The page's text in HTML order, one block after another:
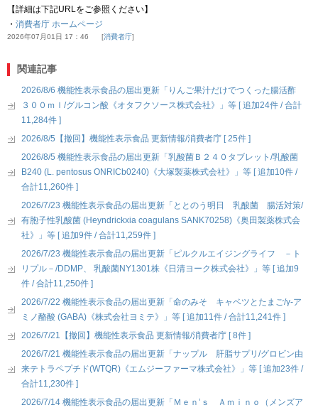
【詳細は下記URLをご参照ください】
・ 消費者庁 ホームページ
2026年07月01日 17：46 消費者庁
関連記事
2026/8/6 機能性表示食品の届出更新「りんご果汁だけでつくった腸活酢
３００ｍｌ/グルコン酸《オタフクソース株式会社》」等 [ 追加24件 / 合計
11,284件 ]
2026/8/5【撤回】機能性表示食品 更新情報/消費者庁 [ 25件 ]
2026/8/5 機能性表示食品の届出更新「乳酸菌Ｂ２４０タブレット/乳酸菌
B240 (L. pentosus ONRICb0240)《大塚製薬株式会社》」等 [ 追加10件 /
合計11,260件 ]
2026/7/23 機能性表示食品の届出更新「ととのう明日 乳酸菌 腸活対策/
有胞子性乳酸菌 (Heyndrickxia coagulans SANK70258)《奥田製薬株式会
社》」等 [ 追加9件 / 合計11,259件 ]
2026/7/23 機能性表示食品の届出更新「ピルクルエイジングライフ －ト
リプル－/DDMP、 乳酸菌NY1301株《日清ヨーク株式会社》」等 [ 追加9
件 / 合計11,250件 ]
2026/7/22 機能性表示食品の届出更新「命のみそ キャベツとたまご/γ-ア
ミノ酪酸 (GABA)《株式会社ヨミテ》」等 [ 追加11件 / 合計11,241件 ]
2026/7/21【撤回】機能性表示食品 更新情報/消費者庁 [ 8件 ]
2026/7/21 機能性表示食品の届出更新「ナップル 肝脂サプリ/グロビン由
来テトラペプチド(WTQR)《エムジーファーマ株式会社》」等 [ 追加23件 /
合計11,230件 ]
2026/7/14 機能性表示食品の届出更新「Ｍｅｎ’ｓ Ａｍｉｎｏ（メンズア